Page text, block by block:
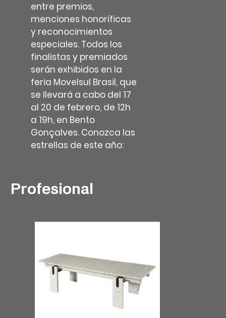
entre premios,
menciones honoríficas
y reconocimientos
especiales. Todos los
finalistas y premiados
serán exhibidos en la
feria Movelsul Brasil, que
se llevará a cabo del 17
al 20 de febrero, de 12h
a 19h, en Bento
Gonçalves. Conozca las
estrellas de este año:
Profesional